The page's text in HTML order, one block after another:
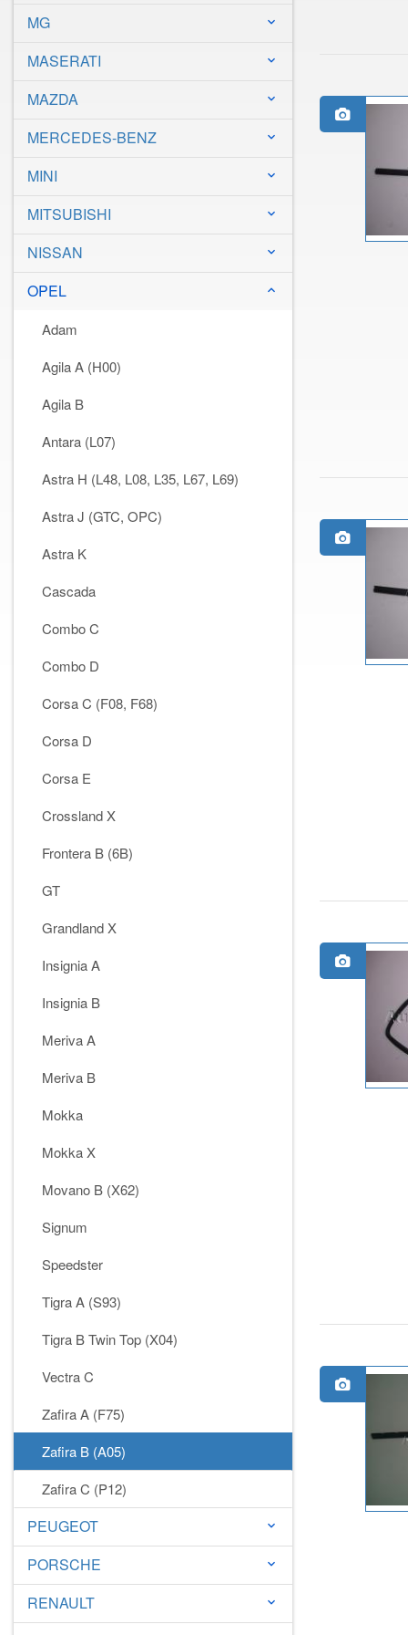
MG keyboard_arrow_down
MASERATI keyboard_arrow_down
MAZDA keyboard_arrow_down
MERCEDES-BENZ keyboard_arrow_down
MINI keyboard_arrow_down
MITSUBISHI keyboard_arrow_down
NISSAN keyboard_arrow_down
OPEL keyboard_arrow_down
Adam
Agila A (H00)
Agila B
Antara (L07)
Astra H (L48, L08, L35, L67, L69)
Astra J (GTC, OPC)
Astra K
Cascada
Combo C
Combo D
Corsa C (F08, F68)
Corsa D
Corsa E
Crossland X
Frontera B (6B)
GT
Grandland X
Insignia A
Insignia B
Meriva A
Meriva B
Mokka
Mokka X
Movano B (X62)
Signum
Speedster
Tigra A (S93)
Tigra B Twin Top (X04)
Vectra C
Zafira A (F75)
Zafira B (A05)
Zafira C (P12)
PEUGEOT keyboard_arrow_down
PORSCHE keyboard_arrow_down
RENAULT keyboard_arrow_down